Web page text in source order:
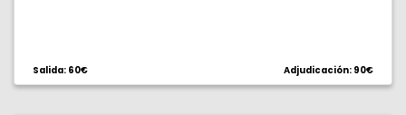
Salida: 60€ Adjudicación: 90€